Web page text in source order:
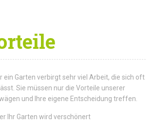
ein Garten verbirgt sehr viel Arbeit, die sich oft
Sie müssen nur die Vorteile unserer
und Ihre eigene Entscheidung treffen.
Ihr Garten wird verschönert